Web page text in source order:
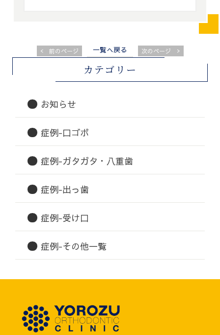
カテゴリー
お知らせ
症例-口ゴボ
症例-ガタガタ・八重歯
症例-出っ歯
症例-受け口
症例-その他一覧
<前のページ 一覧へ戻る 次のページ >